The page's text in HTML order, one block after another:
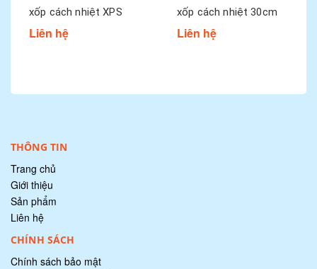
xốp cách nhiệt XPS
Liên hệ
xốp cách nhiệt 30cm
Liên hệ
THÔNG TIN
Trang chủ
Giới thiệu
Sản phẩm
Liên hệ
CHÍNH SÁCH
Chính sách bảo mật